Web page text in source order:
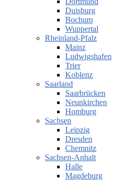
Duisburg
Bochum
Wuppertal
Rheinland-Pfalz
Mainz
Ludwigshafen
Trier
Koblenz
Saarland
Saarbrücken
Neunkirchen
Homburg
Sachsen
Leipzig
Dresden
Chemnitz
Sachsen-Anhalt
Halle
Magdeburg